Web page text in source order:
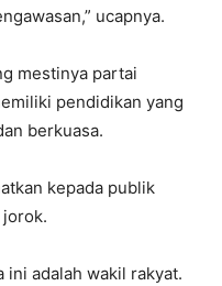
ucapnya.
mestinya partai
pendidikan yang
berkuasa.
kepada publik
ini adalah wakil rakyat.